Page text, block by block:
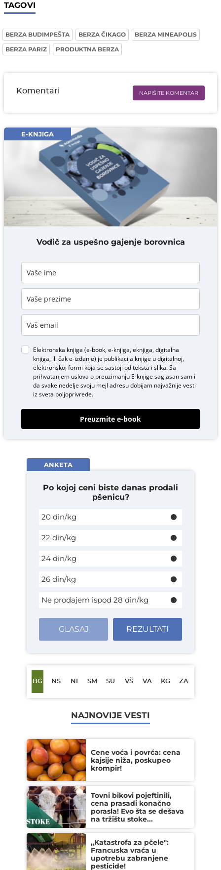
TAGOVI
BERZA BUDIMPEŠTA BERZA ČIKAGO
BERZA MINEAPOLIS
BERZA PARIZ
PRODUKTNA BERZA
Komentari NAPIŠITE KOMENTAR
Email* obavezno
Komentar* obavezno
DODAJ KOMENTAR
E-KNJIGA
Vodič za uspešno gajenje borovnica
Elektronska knjiga (e-book, e-knjiga, eknjiga, digitalna
knjiga, ili čak e-izdanje) je publikacija knjige u digitalnoj,
elektronskoj formi koja se sastoji od teksta i slika. Sa
prihvatanjem uslova o preuzimanju E-knjigesaglasan sam i
da svake nedelje svoju mejl adresu dobijam najvažnije vesti
iz sveta poljoprivrede.
Preuzmite e-book
ANKETA
Po kojoj ceni biste danas prodali
pšenicu?
20 din/kg
22 din/kg
24 din/kg
26 din/kg
Ne prodajem ispod 28 din/kg
GLASAJ REZULTATI
BG NS NI SM SU VŠ VA KG ZA
NAJNOVIJE VESTI
Cene voća i povrća: cena
kajsije niža, poskupeo
krompir!
Tovni bikovi pojeftinili,
cena prasadi konačno
porasla! Evo šta se dešava
na tržištu stoke...
„Katastrofa za pčele":
Francuska vraća u
upotrebu zabranjene
pesticide!